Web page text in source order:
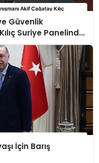
Güvenlik
Suriye Panelinde
İçin Barış